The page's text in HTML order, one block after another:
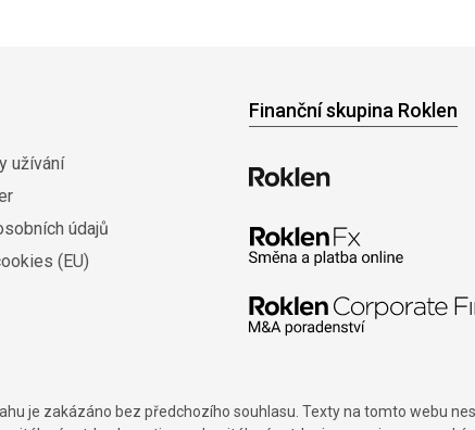
užívání
údajů
(EU)
Finanční skupina Roklen
je zakázáno bez předchozího souhlasu. Texty na tomto webu